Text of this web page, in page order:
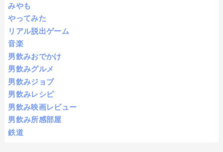
みやも
やってみた
リアル脱出ゲーム
音楽
男飲みおでかけ
男飲みグルメ
男飲みジョブ
男飲みレシピ
男飲み映画レビュー
男飲み所感部屋
鉄道